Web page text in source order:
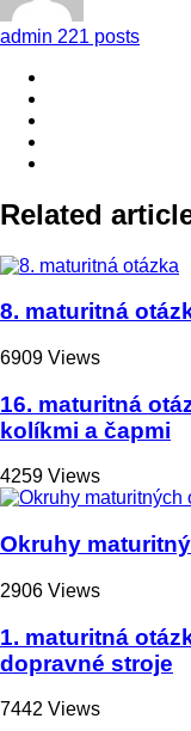
admin 221 posts
Related
8. maturitná
6909 Views
16. maturitná
kolíkmi a čapmi
4259 Views
Okruhy
2906 Views
1. maturitná
dopravné stroje
7442 Views